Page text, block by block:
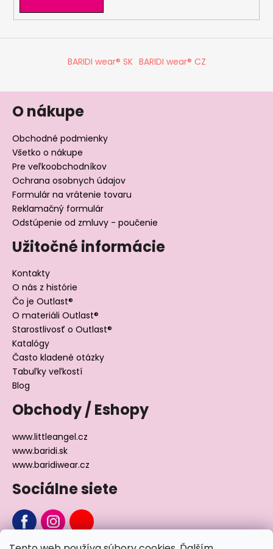
v
ý
i
u
BARIDI wear® SK BARIDI wear® CZ
O nákupe
Obchodné podmienky
Všetko o nákupe
Pre veľkoobchodníkov
Ochrana osobnych údajov
Formulár na vrátenie tovaru
Reklamačný formulár
Odstúpenie od zmluvy - poučenie
Užitočné informácie
Kontakty
O nás z histórie
Čo je Outlast®
O materiáli Outlast®
Starostlivosť o Outlast®
Katalógy
Často kladené otázky
Tabuľky veľkostí
Blog
Obchody / Eshopy
www.littleangel.cz
www.baridi.sk
www.baridiwear.cz
Sociálne siete